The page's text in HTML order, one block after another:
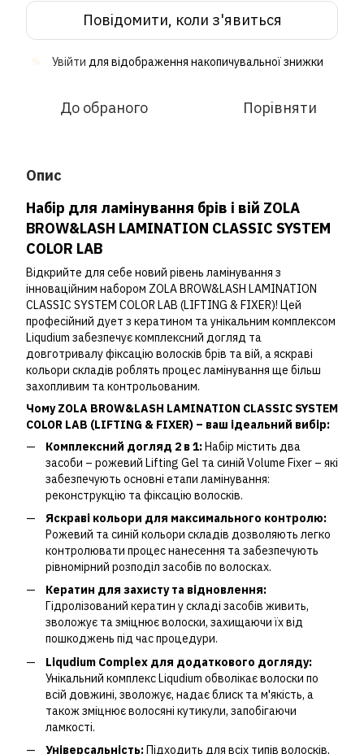
Повідомити, коли з'явиться
Увійти для відображення накопичувальної знижки
До обраного Порівняти
Опис
Набір для ламінування брів і вій ZOLA
BROW&LASH LAMINATION CLASSIC SYSTEM
COLOR LAB
Відкрийте для себе новий рівень ламінування з
інноваційним набором ZOLA BROW&LASH LAMINATION
CLASSIC SYSTEM COLOR LAB (LIFTING & FIXER)! Цей
професійний дует з кератином та унікальним комплексом
Liqudium забезпечує комплексний догляд та
довготривалу фіксацію волосків брів та вій, а яскраві
кольори складів роблять процес ламінування ще більш
захопливим та контрольованим.
Чому ZOLA BROW&LASH LAMINATION CLASSIC SYSTEM
COLOR LAB (LIFTING & FIXER) – ваш ідеальний вибір:
Комплексний догляд 2 в 1:Набір містить два
засоби – рожевий Lifting Gel та синій Volume Fixer – які
забезпечують основні етапи ламінування:
реконструкцію та фіксацію волосків.
Яскраві кольори для максимального контролю:
Рожевий та синій кольори складів дозволяють легко
контролювати процес нанесення та забезпечують
рівномірний розподіл засобів по волосках.
Кератин для захисту та відновлення:
Гідролізований кератин у складі засобів живить,
зволожує та зміцнює волоски, захищаючи їх від
пошкоджень під час процедури.
Liqudium Complex для додаткового догляду:
Унікальний комплекс Liqudium обволікає волоски по
всій довжині, зволожує, надає блиск та м'якість, а
також зміцнює волосяні кутикули, запобігаючи
ламкості.
Універсальність:Підходить для всіх типів волосків,